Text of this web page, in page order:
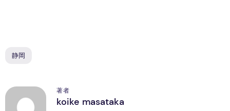
静岡
著者
koike masataka